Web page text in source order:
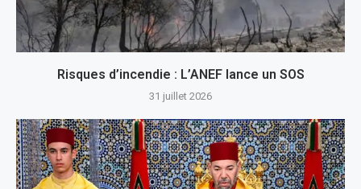
Risques d’incendie : L’ANEF lance un SOS
31 juillet 2026